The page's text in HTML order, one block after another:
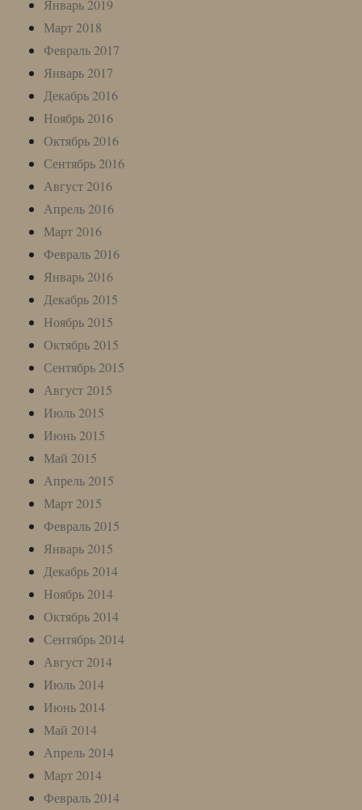
Январь 2019
Март 2018
Февраль 2017
Январь 2017
Декабрь 2016
Ноябрь 2016
Октябрь 2016
Сентябрь 2016
Август 2016
Апрель 2016
Март 2016
Февраль 2016
Январь 2016
Декабрь 2015
Ноябрь 2015
Октябрь 2015
Сентябрь 2015
Август 2015
Июль 2015
Июнь 2015
Май 2015
Апрель 2015
Март 2015
Февраль 2015
Январь 2015
Декабрь 2014
Ноябрь 2014
Октябрь 2014
Сентябрь 2014
Август 2014
Июль 2014
Июнь 2014
Май 2014
Апрель 2014
Март 2014
Февраль 2014